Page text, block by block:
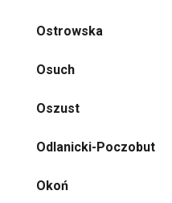
Ostrowska
Osuch
Oszust
Odlanicki-Poczobut
Okoń